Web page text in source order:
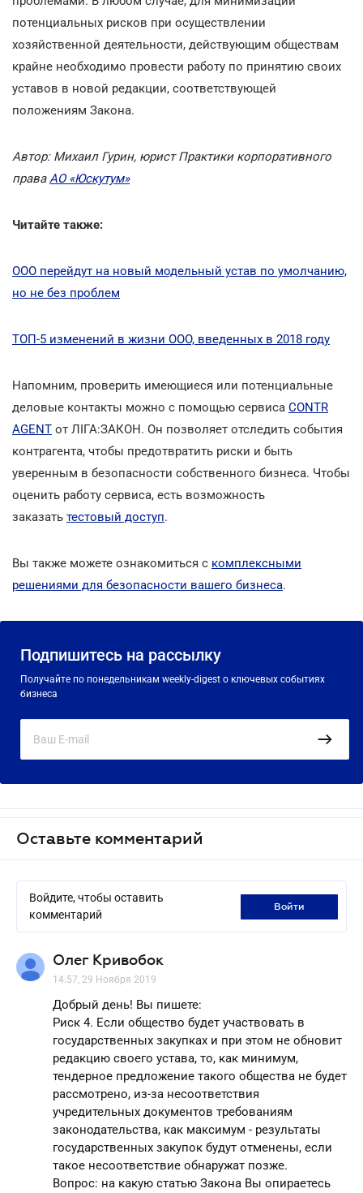
потенциальных рисков при осуществлении
хозяйственной деятельности, действующим обществам
крайне необходимо провести работу по принятию своих
уставов в новой редакции, соответствующей
положениям Закона.
Автор: Михаил Гурин, юрист Практики корпоративного
праваАО «Юскутум»
Читайте также:
ООО перейдут на новый модельный устав по умолчанию,
но не без проблем
ТОП-5 изменений в жизни ООО, введенных в 2018 году
Напомним, проверить имеющиеся или потенциальные
деловые контакты можно с помощью сервиса CONTR
AGENT от ЛІГА:ЗАКОН. Он позволяет отследить события
контрагента, чтобы предотвратить риски и быть
уверенным в безопасности собственного бизнеса. Чтобы
оценить работу сервиса, есть возможность
заказать тестовый доступ.
Вы также можете ознакомиться с комплексными
решениями для безопасности вашего бизнеса.
Подпишитесь на рассылку
Получайте по понедельникам weekly-digest о ключевых событиях
бизнеса
Оставьте комментарий
Войдите, чтобы оставить
комментарий
войти
Олег Кривобок
14.57, 29 Ноября 2019
Добрый день! Вы пишете:
Риск 4. Если общество будет участвовать в
государственных закупках и при этом не обновит
редакцию своего устава, то, как минимум,
тендерное предложение такого общества не будет
рассмотрено, из-за несоответствия
учредительных документов требованиям
законодательства, как максимум - результаты
государственных закупок будут отменены, если
такое несоответствие обнаружат позже.
Вопрос: на какую статью Закона Вы опираетесь